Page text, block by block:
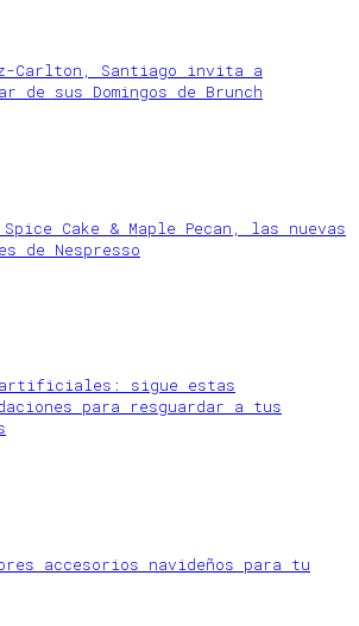
Carlton, Santiago invita a
de sus Domingos de Brunch
Spice Cake & Maple Pecan, las nuevas
de Nespresso
artificiales: sigue estas
para resguardar a tus
accesorios navideños para tu